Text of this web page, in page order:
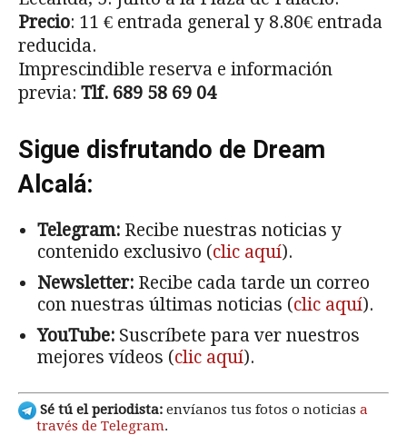
Precio: 11 € entrada general y 8.80€ entrada
reducida.
Imprescindible reserva e información
previa: Tlf. 689 58 69 04
Sigue disfrutando de Dream
Alcalá:
Telegram: Recibe nuestras noticias y
contenido exclusivo (clic aquí).
Newsletter: Recibe cada tarde un correo
con nuestras últimas noticias (clic aquí).
YouTube: Suscríbete para ver nuestros
mejores vídeos (clic aquí).
Sé tú el periodista: envíanos tus fotos o noticias a
través de Telegram.